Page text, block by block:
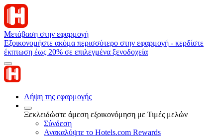
Μετάβαση στην εφαρμογή
Εξοικονομήστε ακόμα περισσότερο στην εφαρμογή - κερδίστε
έκπτωση έως 20% σε επιλεγμένα ξενοδοχεία
Λήψη της εφαρμογής
Ξεκλειδώστε άμεση εξοικονόμηση με Τιμές μελών
Σύνδεση
Ανακαλύψτε το Hotels.com Rewards